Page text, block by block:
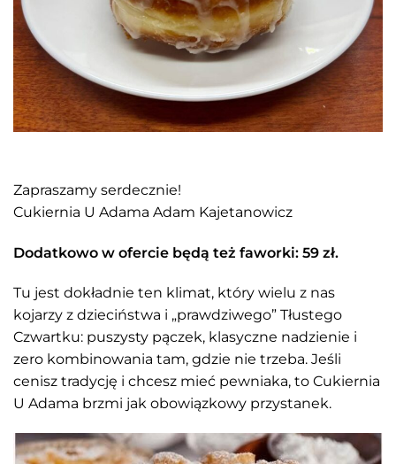
Zapraszamy serdecznie!
Cukiernia U Adama Adam Kajetanowicz
Dodatkowo w ofercie będą też faworki: 59 zł.
Tu jest dokładnie ten klimat, który wielu z nas
kojarzy z dzieciństwa i „prawdziwego” Tłustego
Czwartku: puszysty pączek, klasyczne nadzienie i
zero kombinowania tam, gdzie nie trzeba. Jeśli
cenisz tradycję i chcesz mieć pewniaka, to Cukiernia
U Adama brzmi jak obowiązkowy przystanek.